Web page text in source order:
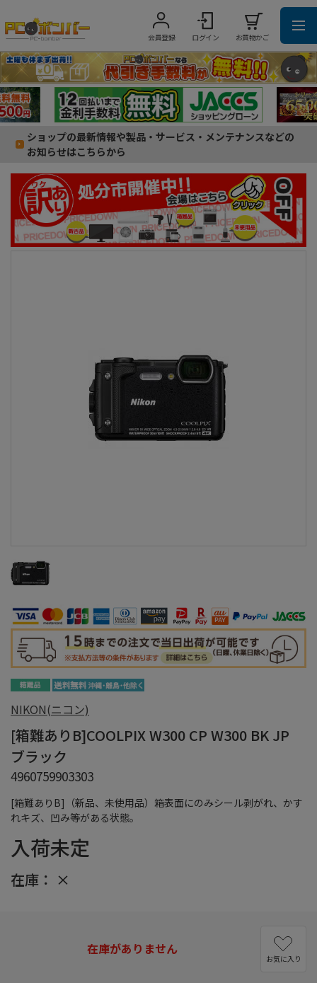
会員登録 ログイン お買物かご
ショップの最新情報や製品・サービス・メンテナンスなどの
お知らせはこちらから
[箱難ありB]（新品、未使用品）箱表面にのみシール剥がれ、かす
れキズ、凹み等がある状態。
NIKON(ニコン)
[箱難ありB]COOLPIX W300 CP W300 BK JP
ブラック
4960759903303
入荷未定
在庫： ×
在庫がありません
お気に入り